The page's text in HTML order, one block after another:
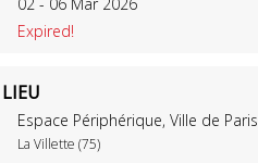
Expired!
LIEU
Espace Périphérique, Ville de Paris
La Villette (75)